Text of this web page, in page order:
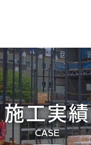
施工実績
CASE